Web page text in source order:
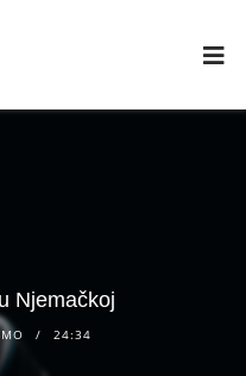
Njemačkoj
24:34